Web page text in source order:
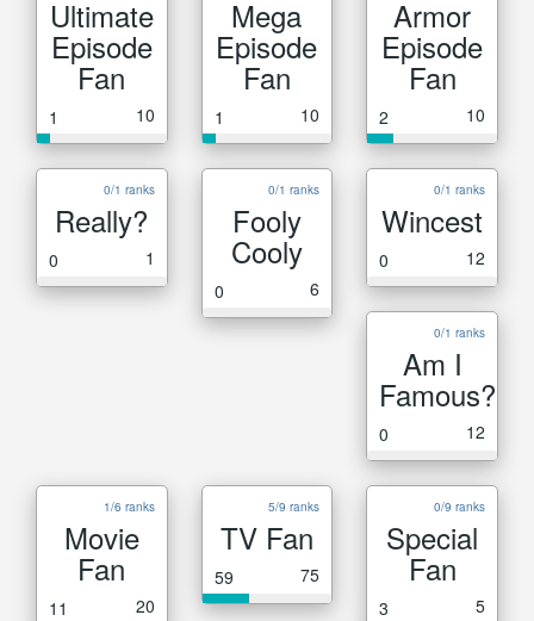
Ultimate
Episode
Fan
1 10
Mega
Episode
Fan
1 10
Armor
Episode
Fan
2 10
0/1 ranks
Really?
0 1
0/1 ranks
Fooly
Cooly
0 6
0/1 ranks
Wincest
0 12
0/1 ranks
Am I
Famous?
0 12
1/6 ranks
Movie
Fan
11 20
5/9 ranks
TV Fan
59 75
0/9 ranks
Special
Fan
3 5